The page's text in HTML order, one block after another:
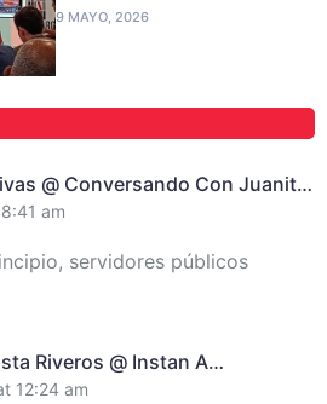
9 MAYO, 2026
Juanita
De La Unión De Juristas En
am
servidores públicos
@ Instan A
Control De Recursos En
12:24 am